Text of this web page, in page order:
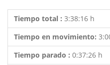
Tiempo total : 3:38:16 h
Tiempo en movimiento:
Tiempo parado : 0:37:26 h